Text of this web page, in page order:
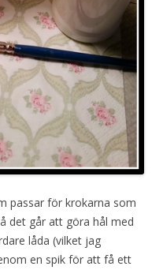
passar för krokarna som
det går att göra hål med
låda (vilket jag
en spik för att få ett